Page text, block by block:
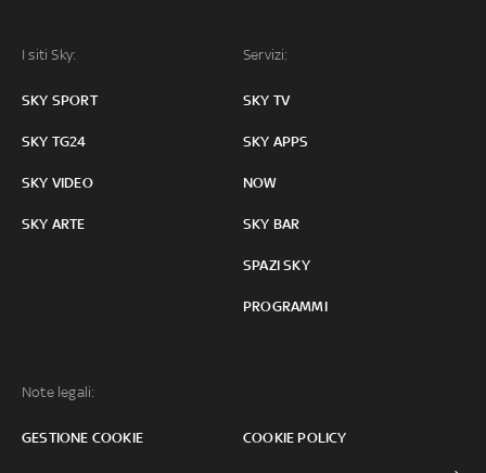
I siti Sky:
SKY SPORT
SKY TG24
SKY VIDEO
SKY ARTE
Servizi:
SKY TV
SKY APPS
NOW
SKY BAR
SPAZI SKY
PROGRAMMI
Note legali:
GESTIONE COOKIE COOKIE POLICY